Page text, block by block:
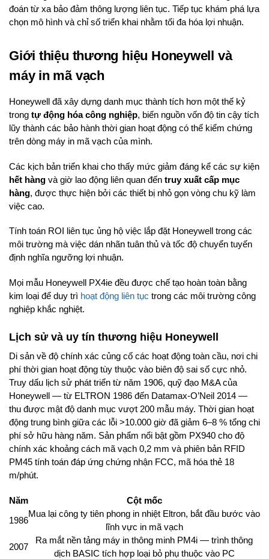
đoán từ xa bảo đảm thông lượng liên tục. Tiếp tục khám phá lựa
chọn mô hình và chỉ số triển khai nhằm tối đa hóa lợi nhuận.
Giới thiệu thương hiệu Honeywell và
máy in mã vạch
Honeywell đã xây dựng danh mục thành tích hơn một thế kỷ
trong tự động hóa công nghiệp, biến nguồn vốn độ tin cậy tích
lũy thành các bảo hành thời gian hoạt động có thể kiểm chứng
trên dòng máy in mã vạch của mình.
Các kịch bản triển khai cho thấy mức giảm đáng kể các sự kiện
hết hàng và giờ lao động liên quan đến truy xuất cấp mục
hàng, được thực hiện bởi các thiết bị nhỏ gọn vòng chu kỹ làm
việc cao.
Tính toán ROI liên tục ủng hộ việc lắp đặt Honeywell trong các
môi trường mà việc dán nhãn tuân thủ và tốc độ chuyển tuyến
định nghĩa ngưỡng lợi nhuận.
Mọi mẫu Honeywell PX4ie đều được chế tạo hoàn toàn bằng
kim loại để duy trì hoạt động liên tục trong các môi trường công
nghiệp khắc nghiệt.
Lịch sử và uy tín thương hiệu Honeywell
Di sản về độ chính xác củng cố các hoạt động toàn cầu, nơi chi
phí thời gian hoạt động tùy thuộc vào biên độ sai số cực nhỏ.
Truy dấu lịch sử phát triển từ năm 1906, quỹ đạo M&A của
Honeywell — từ ELTRON 1986 đến Datamax-O’Neil 2014 —
thu được mật độ danh mục vượt 200 mẫu máy. Thời gian hoạt
động trung bình giữa các lỗi >10.000 giờ đã giảm 6–8 % tổng chi
phí sở hữu hàng năm. Sản phẩm nổi bật gồm PX940 cho độ
chính xác khoảng cách mã vạch 0,2 mm và phiên bản RFID
PM45 tính toán đáp ứng chứng nhận FCC, mã hóa thẻ 18
m/phút.
Năm
Cột mốc
1986
Mua lại công ty tiên phong in nhiệt Eltron, bắt đầu bước vào
lĩnh vực in mã vạch
2007
Ra mắt nền tảng máy in thông minh PM4i — trình thông
dịch BASIC tích hợp loại bỏ phụ thuộc vào PC